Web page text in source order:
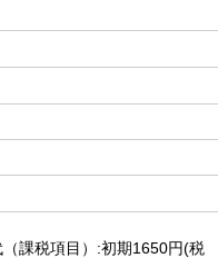
課税項目）:初期1650円(税